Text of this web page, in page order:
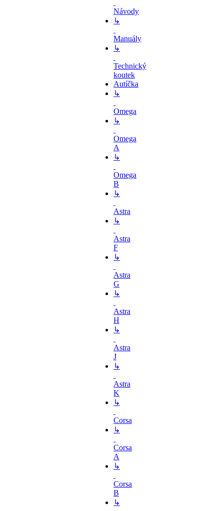
Návody
↳
Manuály
↳
Technický
koutek
Autíčka
↳
Omega
↳
Omega
A
↳
Omega
B
↳
Astra
↳
Astra
F
↳
Astra
G
↳
Astra
H
↳
Astra
J
↳
Astra
K
↳
Corsa
↳
Corsa
A
↳
Corsa
B
↳